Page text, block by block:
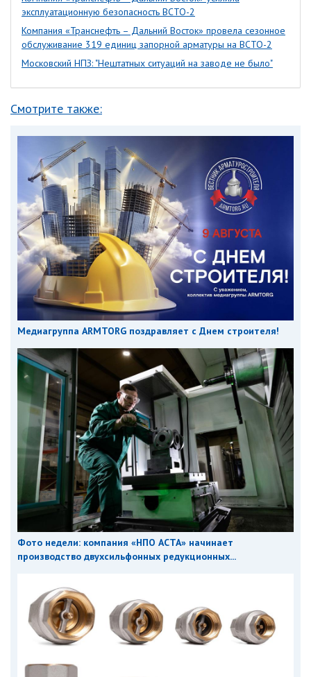
эксплуатационную безопасность ВСТО-2
Компания «Транснефть – Дальний Восток» провела сезонное
обслуживание 319 единиц запорной арматуры на ВСТО-2
Московский НПЗ: "Нештатных ситуаций на заводе не было"
Смотрите также:
Медиагруппа ARMTORG поздравляет с Днем строителя!
Фото недели: компания «НПО АСТА» начинает
производство двухсильфонных редукционных...